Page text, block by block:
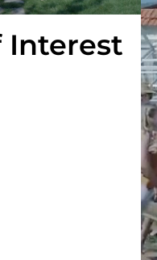
Interest